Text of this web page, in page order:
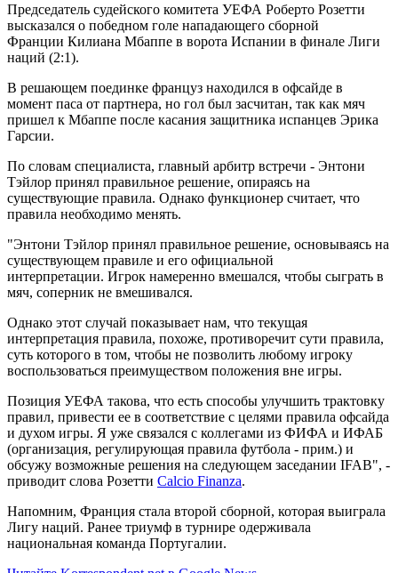
Председатель судейского комитета УЕФА Роберто Розетти
высказался о победном голе нападающего сборной
Франции Килиана Мбаппе в ворота Испании в финале Лиги
наций (2:1).
В решающем поединке француз находился в офсайде в
момент паса от партнера, но гол был засчитан, так как мяч
пришел к Мбаппе после касания защитника испанцев Эрика
Гарсии.
По словам специалиста, главный арбитр встречи - Энтони
Тэйлор принял правильное решение, опираясь на
существующие правила. Однако функционер считает, что
правила необходимо менять.
"Энтони Тэйлор принял правильное решение, основываясь на
существующем правиле и его официальной
интерпретации. Игрок намеренно вмешался, чтобы сыграть в
мяч, соперник не вмешивался.
Однако этот случай показывает нам, что текущая
интерпретация правила, похоже, противоречит сути правила,
суть которого в том, чтобы не позволить любому игроку
воспользоваться преимуществом положения вне игры.
Позиция УЕФА такова, что есть способы улучшить трактовку
правил, привести ее в соответствие с целями правила офсайда
и духом игры. Я уже связался с коллегами из ФИФА и ИФАБ
(организация, регулирующая правила футбола - прим.) и
обсужу возможные решения на следующем заседании IFAB", -
приводит слова Розетти Calcio Finanza.
Напомним, Франция стала второй сборной, которая выиграла
Лигу наций. Ранее триумф в турнире одерживала
национальная команда Португалии.